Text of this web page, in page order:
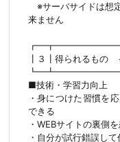
※サーバサイドは想
来ません
┃３┃得られるもの
■技術・学習力向上
・身につけた習慣を
できる
・WEBサイトの裏側
・自分が試行錯誤し